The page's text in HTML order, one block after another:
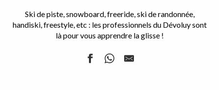
Ski de piste, snowboard, freeride, ski de randonnée,
handiski, freestyle, etc : les professionnels du Dévoluy sont
là pour vous apprendre la glisse !